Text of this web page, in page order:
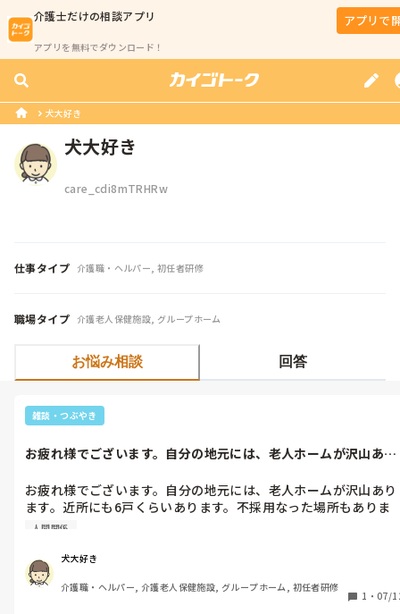
介護士だけの相談アプリ
アプリを無料でダウンロード！
アプリで
犬大好き
犬大好き
care_cdi8mTRHRw
仕事タイプ 介護職・ヘルパー, 初任者研修
職場タイプ 介護老人保健施設, グループホーム
お悩み相談 回答
雑談・つぶやき
お疲れ様でございます。自分の地元には、老人ホームが沢山あり
お疲れ様でございます。自分の地元には、老人ホームが沢山あり
ます。近所にも6戸くらいあります。不採用なった場所もありま
す。あまり近いのも、嫌だけど
だけど、今の職場で嫌な事あると、心が、動く事ないですか。辞
めたくなるときが、あっても辞めると言う事を、伝える勇気がな
く、今の職場にいます。
人間関係
犬大好き
介護職・ヘルパー, 介護老人保健施設, グループホーム, 初任者研修
1 ・ 07/